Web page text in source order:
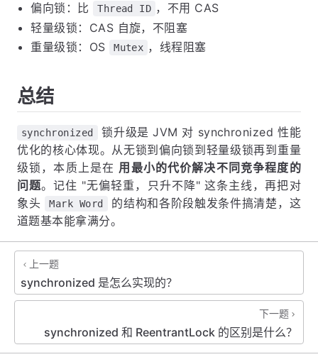
偏向锁：比 Thread ID ，不用 CAS
轻量级锁：CAS 自旋，不阻塞
重量级锁：OS
Mutex ，线程阻塞
总结
synchronized
锁升级是 JVM 对 synchronized 性能
优化的核心体现。从无锁到偏向锁到轻量级锁再到重量
级锁，本质上是在 用最小的代价解决不同竞争程度的
问题。记住 "无偏轻重，只升不降" 这条主线，再把对
象头
Mark Word
的结构和各阶段触发条件搞清楚，这
道题基本能拿满分。
上一题
synchronized 是怎么实现的？
下一题
synchronized 和 ReentrantLock 的区别是什么？